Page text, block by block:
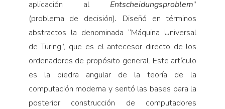
aplicación al Entscheidungsproblem”
(problema de decisión). Diseñó en términos
abstractos la denominada “Máquina Universal
de Turing”, que es el antecesor directo de los
ordenadores de propósito general. Este artículo
es la piedra angular de la teoría de la
computación moderna y sentó las bases para la
posterior construcción de computadores